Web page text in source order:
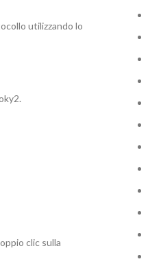
utilizzando lo
clic sulla